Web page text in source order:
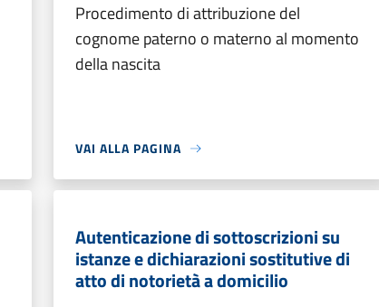
Procedimento di attribuzione del
cognome paterno o materno al momento
della nascita
VAI ALLA PAGINA
Autenticazione di sottoscrizioni su
istanze e dichiarazioni sostitutive di
atto di notorietà a domicilio